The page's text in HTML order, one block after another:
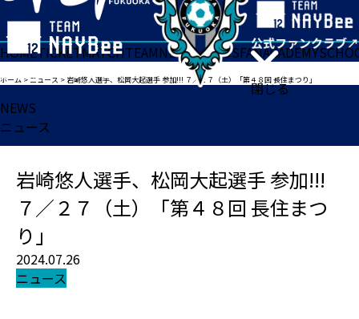
閉じる
HOMETICKETMATCHTEAMNEWSGOODSFANACADEMY
ホーム >ニュース > 岩崎悠人選手、松岡大起選手 参加!!! ７／２７（土）「第４８回 長住まつり」
NEWS
ニュース
岩崎悠人選手、松岡大起選手 参加!!!
７／２７（土）「第４８回 長住まつ
り」
2024.07.26
ニュース